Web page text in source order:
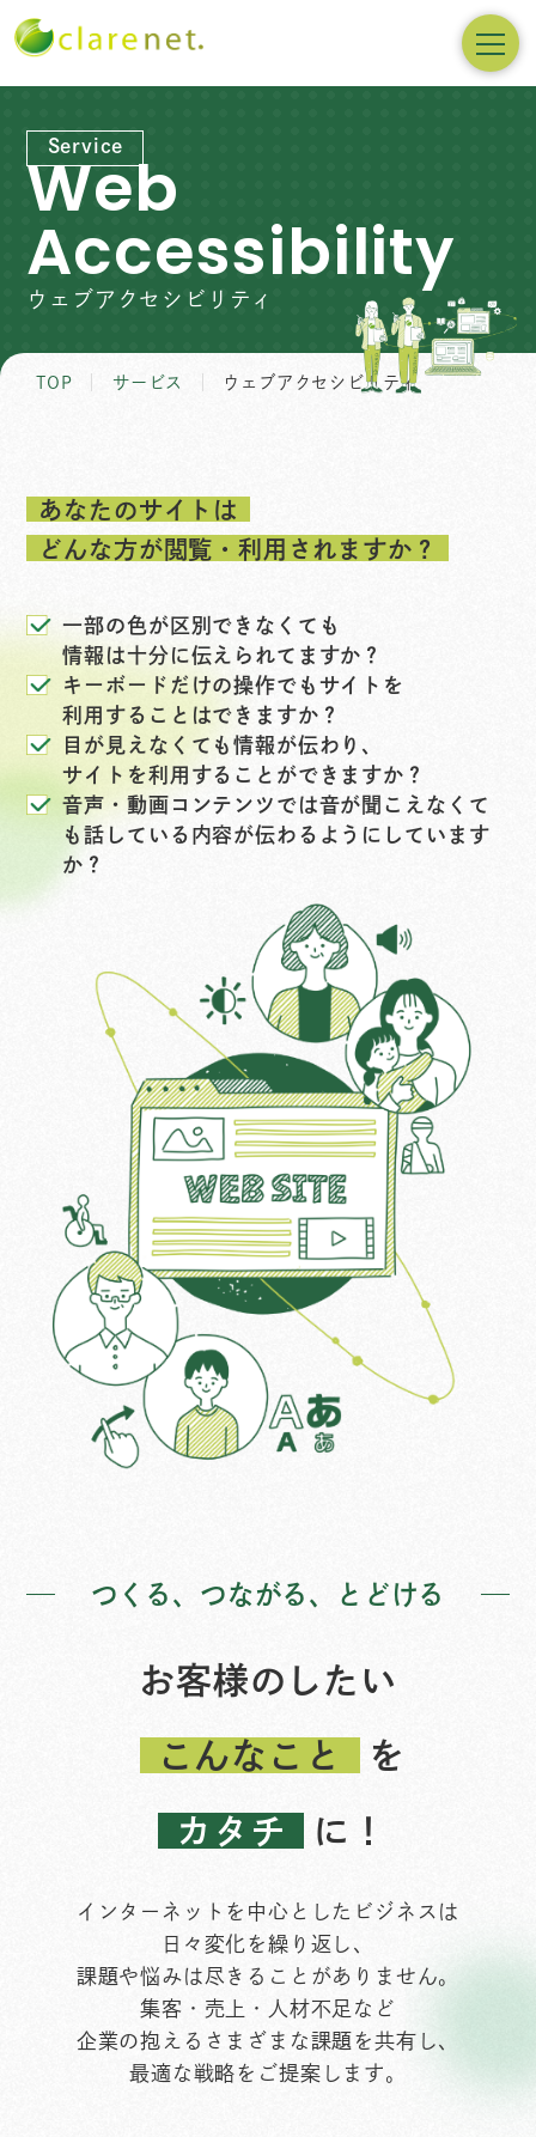
Service
Web
Accessibility
ウェブアクセシビリティ
TOP サービス ウェブアクセシビリティ
あなたのサイトは
どんな方が閲覧・利用されますか？
一部の色が区別できなくても
情報は十分に伝えられてますか？
キーボードだけの操作でもサイトを
利用することはできますか？
目が見えなくても情報が伝わり、
サイトを利用することができますか？
音声・動画コンテンツでは音が聞こえなくて
も話している内容が伝わるようにしています
か？
つくる、つながる、とどける
お客様のしたい
こんなこと を
カタチ に！
インターネットを中心としたビジネスは
日々変化を繰り返し、
課題や悩みは尽きることがありません。
集客・売上・人材不足など
企業の抱えるさまざまな課題を共有し、
最適な戦略をご提案します。